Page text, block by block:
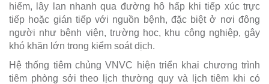
hiểm, lây lan nhanh qua đường hô hấp khi tiếp xúc trực
tiếp hoặc gián tiếp với nguồn bệnh, đặc biệt ở nơi đông
người như bệnh viện, trường học, khu công nghiệp, gây
khó khăn lớn trong kiểm soát dịch.
Hệ thống tiêm chủng VNVC hiện triển khai chương trình
tiêm phòng sởi theo lịch thường quy và lịch tiêm khi có